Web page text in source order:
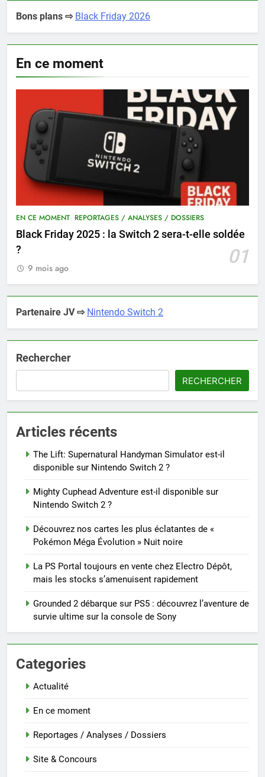
Bons plans ⇨ Black Friday 2026
En ce moment
EN CE MOMENT REPORTAGES / ANALYSES / DOSSIERS
Black Friday 2025 : la Switch 2 sera-t-elle soldée
?
01
9 mois ago
Partenaire JV ⇨ Nintendo Switch 2
Rechercher
RECHERCHER
Articles récents
The Lift: Supernatural Handyman Simulator est-il
disponible sur Nintendo Switch 2 ?
Mighty Cuphead Adventure est-il disponible sur
Nintendo Switch 2 ?
Découvrez nos cartes les plus éclatantes de «
Pokémon Méga Évolution » Nuit noire
La PS Portal toujours en vente chez Electro Dépôt,
mais les stocks s’amenuisent rapidement
Grounded 2 débarque sur PS5 : découvrez l’aventure de
survie ultime sur la console de Sony
Categories
Actualité
En ce moment
Reportages / Analyses / Dossiers
Site & Concours